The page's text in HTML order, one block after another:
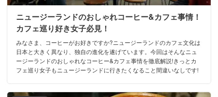
ニュージーランドのおしゃれコーヒー&カフェ事情！
カフェ巡り好き女子必見！
みなさま、コーヒーがお好きですか?ニュージーランドのカフェ文化は
日本と大きく異なり、独自の進化を遂げています。今回はそんなニュ
ージーランドのおしゃれなコーヒー&カフェ事情を徹底解説!きっとカ
フェ巡り女子もニュージーランドに行きたくなること間違いなしです!